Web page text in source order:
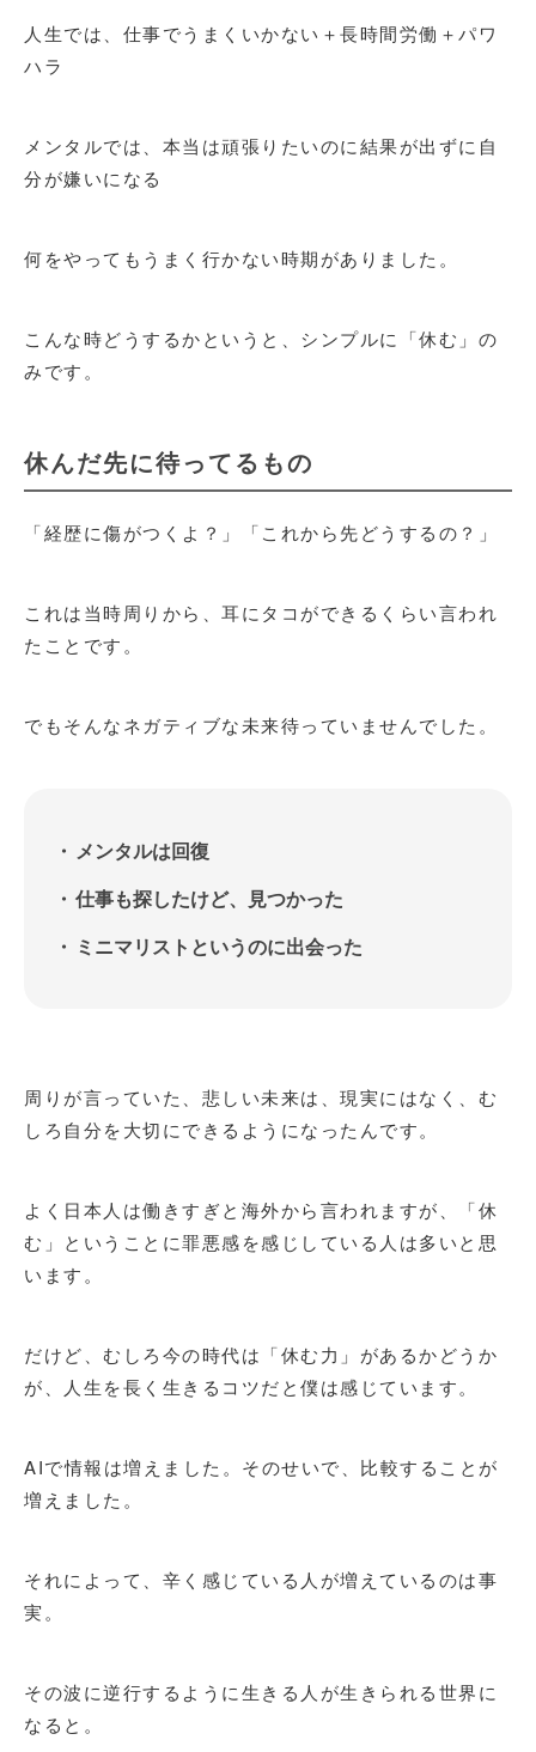
人生では、仕事でうまくいかない＋長時間労働＋パワ
ハラ
メンタルでは、本当は頑張りたいのに結果が出ずに自
分が嫌いになる
何をやってもうまく行かない時期がありました。
こんな時どうするかというと、シンプルに「休む」の
みです。
休んだ先に待ってるもの
「経歴に傷がつくよ？」「これから先どうするの？」
これは当時周りから、耳にタコができるくらい言われ
たことです。
でもそんなネガティブな未来待っていませんでした。
メンタルは回復
仕事も探したけど、見つかった
ミニマリストというのに出会った
周りが言っていた、悲しい未来は、現実にはなく、む
しろ自分を大切にできるようになったんです。
よく日本人は働きすぎと海外から言われますが、「休
む」ということに罪悪感を感じしている人は多いと思
います。
だけど、むしろ今の時代は「休む力」があるかどうか
が、人生を長く生きるコツだと僕は感じています。
AIで情報は増えました。そのせいで、比較することが
増えました。
それによって、辛く感じている人が増えているのは事
実。
その波に逆行するように生きる人が生きられる世界に
なると。